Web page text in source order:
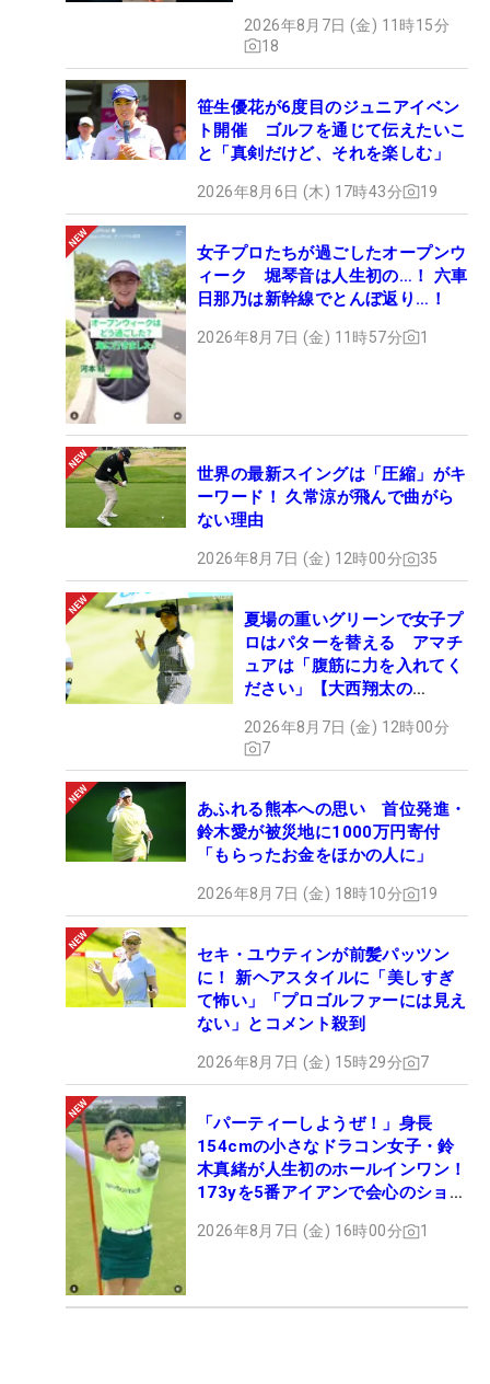
2026年8月7日 (金) 11時15分
18
笹生優花が6度目のジュニアイベン
ト開催 ゴルフを通じて伝えたいこ
と「真剣だけど、それを楽しむ」
2026年8月6日 (木) 17時43分 19
女子プロたちが過ごしたオープンウ
ィーク 堀琴音は人生初の…！ 六車
日那乃は新幹線でとんぼ返り…！
2026年8月7日 (金) 11時57分 1
世界の最新スイングは「圧縮」がキ
ーワード！ 久常涼が飛んで曲がら
ない理由
2026年8月7日 (金) 12時00分 35
夏場の重いグリーンで女子プ
ロはパターを替える アマチ
ュアは「腹筋に力を入れてく
ださい」【大西翔太の
2026年8月7日 (金) 12時00分
7
あふれる熊本への思い 首位発進・
鈴木愛が被災地に1000万円寄付
「もらったお金をほかの人に」
2026年8月7日 (金) 18時10分 19
セキ・ユウティンが前髪パッツン
に！ 新ヘアスタイルに「美しすぎ
て怖い」「プロゴルファーには見え
ない」とコメント殺到
2026年8月7日 (金) 15時29分 7
「パーティーしようぜ！」身長
154cmの小さなドラコン女子・鈴
木真緒が人生初のホールインワン！
173yを5番アイアンで会心のショッ
2026年8月7日 (金) 16時00分 1